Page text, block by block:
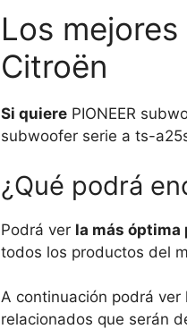
Los
Citroën
Si quiere PIONEER
subwoofer serie a ts-
¿Qué podrá
Podrá ver la más óptima
todos los productos del
A continuación podrá
relacionados que serán